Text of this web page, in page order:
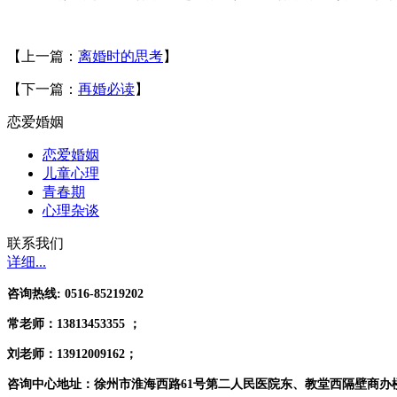
【上一篇： 离婚时的思考】
【下一篇： 再婚必读】
恋爱婚姻
恋爱婚姻
儿童心理
青春期
心理杂谈
联系我们
详细...
咨询热线: 0516-85219202
常老师： 13813453355 ；
刘老师：13912009162；
咨询中心地址：徐州市淮海西路61号第二人民医院东、教堂西隔壁商办